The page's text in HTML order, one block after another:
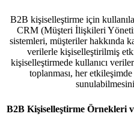
B2B kişiselleştirme için
CRM (Müşteri İlişkileri
sistemleri, müşteriler hakkında
verilerle kişiselleştirilmiş
kişiselleştirmede kullanıcı
toplanması, her
B2B Kişiselleştirme Örnekleri